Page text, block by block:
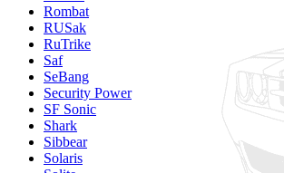
Rombat
RUSak
RuTrike
Saf
SeBang
Security Power
SF Sonic
Shark
Sibbear
Solaris